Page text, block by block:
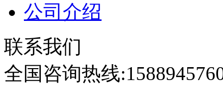
公司介绍
联系我们
全国咨询热线: